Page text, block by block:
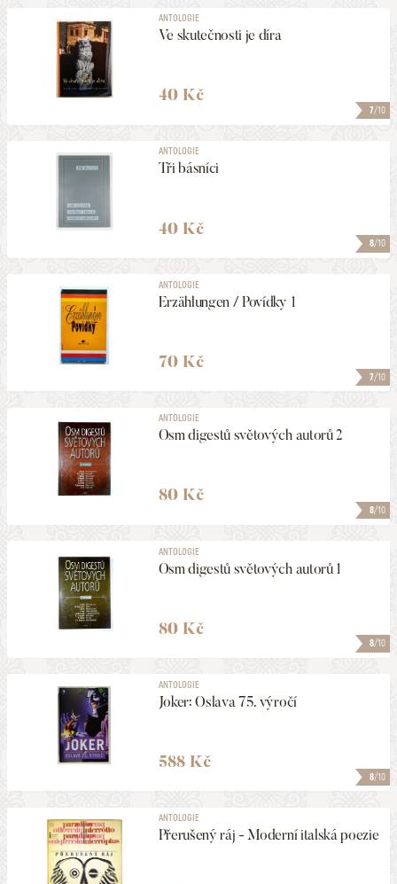
7/10
ANTOLOGIE
Ve skutečnosti je díra
40 Kč
8/10
ANTOLOGIE
Tři básníci
40 Kč
7/10
ANTOLOGIE
Erzählungen / Povídky 1
70 Kč
8/10
ANTOLOGIE
Osm digestů světových autorů 2
80 Kč
8/10
ANTOLOGIE
Osm digestů světových autorů 1
80 Kč
8/10
ANTOLOGIE
Joker: Oslava 75. výročí
588 Kč
ANTOLOGIE
Přerušený ráj - Moderní italská poezie